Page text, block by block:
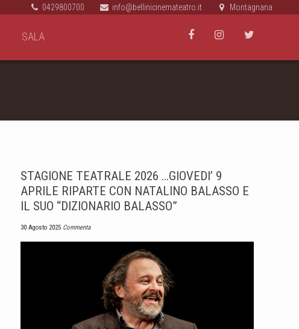
0429800700 info@bellinicinemateatro.it Montagnana
SALA
STAGIONE TEATRALE 2026 …GIOVEDI’ 9
APRILE RIPARTE CON NATALINO BALASSO E
IL SUO “DIZIONARIO BALASSO”
30 Agosto 2025 Commenta